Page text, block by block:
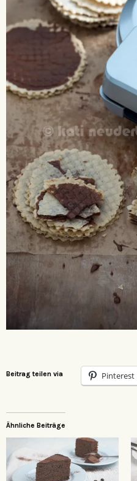
Beitrag teilen via Pinterest
Ähnliche Beiträge